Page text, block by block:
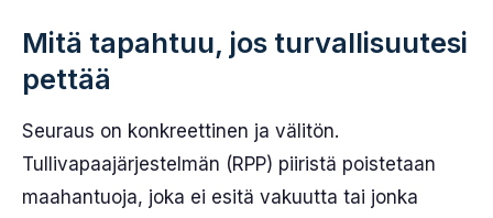
Mitä tapahtuu, jos turvallisuutesi
pettää
Seuraus on konkreettinen ja välitön.
Tullivapaajärjestelmän (RPP) piiristä poistetaan
maahantuoja, joka ei esitä vakuutta tai jonka